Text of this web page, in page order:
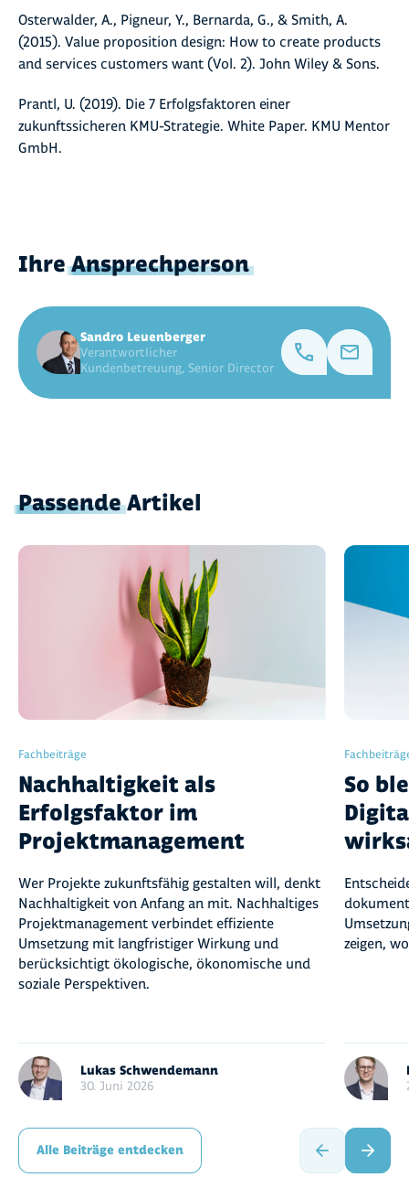
Osterwalder, A., Pigneur, Y., Bernarda, G., & Smith, A.
(2015). Value proposition design: How to create products
and services customers want (Vol. 2). John Wiley & Sons.
Prantl, U. (2019). Die 7 Erfolgsfaktoren einer
zukunftssicheren KMU-Strategie. White Paper. KMU Mentor
GmbH.
IhreAnsprechperson
Sandro Leuenberger
Verantwortlicher
Kundenbetreuung, Senior Director
PassendeArtikel
Fachbeiträge
Nachhaltigkeit als
Erfolgsfaktor im
Projektmanagement
Wer Projekte zukunftsfähig gestalten will, denkt
Nachhaltigkeit von Anfang an mit. Nachhaltiges
Projektmanagement verbindet effiziente
Umsetzung mit langfristiger Wirkung und
berücksichtigt ökologische, ökonomische und
soziale Perspektiven.
Lukas Schwendemann
30. Juni 2026
So
zeigen,
Alle Beiträge entdecken